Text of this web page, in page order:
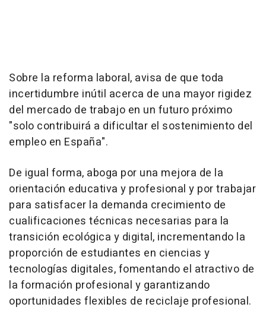
Sobre la reforma laboral, avisa de que toda
incertidumbre inútil acerca de una mayor rigidez
del mercado de trabajo en un futuro próximo
"solo contribuirá a dificultar el sostenimiento del
empleo en España".
De igual forma, aboga por una mejora de la
orientación educativa y profesional y por trabajar
para satisfacer la demanda crecimiento de
cualificaciones técnicas necesarias para la
transición ecológica y digital, incrementando la
proporción de estudiantes en ciencias y
tecnologías digitales, fomentando el atractivo de
la formación profesional y garantizando
oportunidades flexibles de reciclaje profesional.